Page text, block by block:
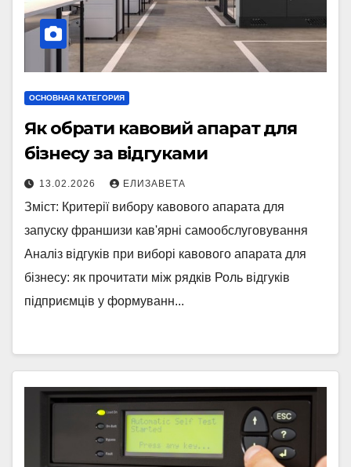
ОСНОВНАЯ КАТЕГОРИЯ
Як обрати кавовий апарат для
бізнесу за відгуками
13.02.2026 ЕЛИЗАВЕТА
Зміст: Критерії вибору кавового апарата для
запуску франшизи кав'ярні самообслуговування
Аналіз відгуків при виборі кавового апарата для
бізнесу: як прочитати між рядків Роль відгуків
підприємців у формуванн...